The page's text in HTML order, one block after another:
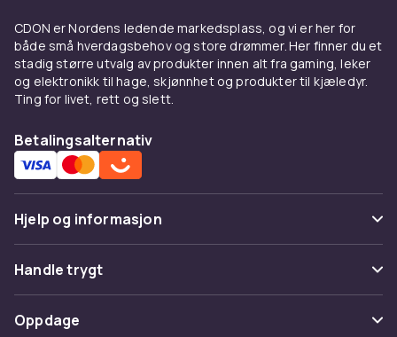
CDON er Nordens ledende markedsplass, og vi er her for
både små hverdagsbehov og store drømmer. Her finner du et
stadig større utvalg av produkter innen alt fra gaming, leker
og elektronikk til hage, skjønnhet og produkter til kjæledyr.
Ting for livet, rett og slett.
Betalingsalternativ
Hjelp og informasjon
Vanlige spørsmål
Spor pakke
Handle trygt
Betaling
Oppdage